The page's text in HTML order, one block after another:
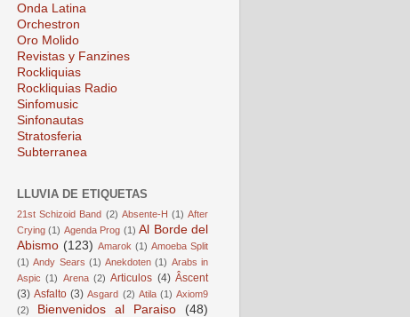
Onda Latina
Orchestron
Oro Molido
Revistas y Fanzines
Rockliquias
Rockliquias Radio
Sinfomusic
Sinfonautas
Stratosferia
Subterranea
LLUVIA DE ETIQUETAS
21st Schizoid Band (2) Absente-H (1) After
Crying (1) Agenda Prog (1) Al Borde del
Abismo (123) Amarok (1) Amoeba Split
(1) Andy Sears (1) Anekdoten (1) Arabs in
Aspic (1) Arena (2) Articulos (4) Âscent
(3) Asfalto (3) Asgard (2) Atila (1) Axiom9
(2)
Bienvenidos al Paraiso (48)